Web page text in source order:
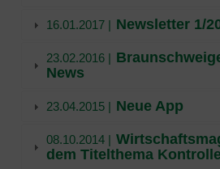
16.01.2017 | Newsletter 1/
23.02.2016 |
News
23.04.2015 | Neue App
08.10.2014 |
dem Titelthema